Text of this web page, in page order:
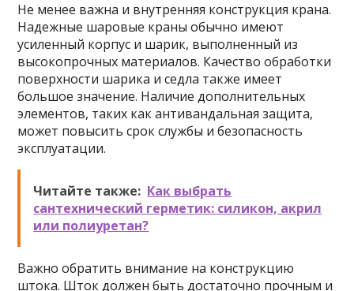
Не менее важна и внутренняя конструкция крана.
Надежные шаровые краны обычно имеют
усиленный корпус и шарик, выполненный из
высокопрочных материалов. Качество обработки
поверхности шарика и седла также имеет
большое значение. Наличие дополнительных
элементов, таких как антивандальная защита,
может повысить срок службы и безопасность
эксплуатации.
Читайте также: Как выбрать
сантехнический герметик: силикон, акрил
или полиуретан?
Важно обратить внимание на конструкцию
штока. Шток должен быть достаточно прочным и